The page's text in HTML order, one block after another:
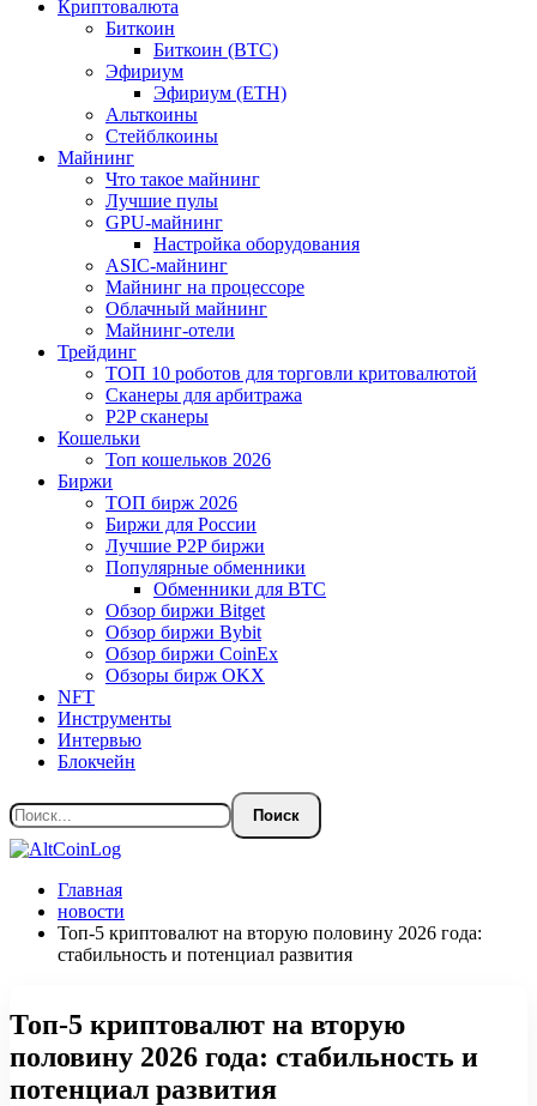
Криптовалюта
Биткоин
Биткоин (BTC)
Эфириум
Эфириум (ETH)
Альткоины
Стейблкоины
Майнинг
Что такое майнинг
Лучшие пулы
GPU-майнинг
Настройка оборудования
ASIC-майнинг
Майнинг на процессоре
Облачный майнинг
Майнинг-отели
Трейдинг
ТОП 10 роботов для торговли критовалютой
Сканеры для арбитража
P2P сканеры
Кошельки
Топ кошельков 2026
Биржи
ТОП бирж 2026
Биржи для России
Лучшие P2P биржи
Популярные обменники
Обменники для BTC
Обзор биржи Bitget
Обзор биржи Bybit
Обзор биржи CoinEx
Обзоры бирж OKX
NFT
Инструменты
Интервью
Блокчейн
Главная
новости
Топ-5 криптовалют на вторую половину 2026 года:
стабильность и потенциал развития
Топ-5 криптовалют на вторую
половину 2026 года: стабильность и
потенциал развития